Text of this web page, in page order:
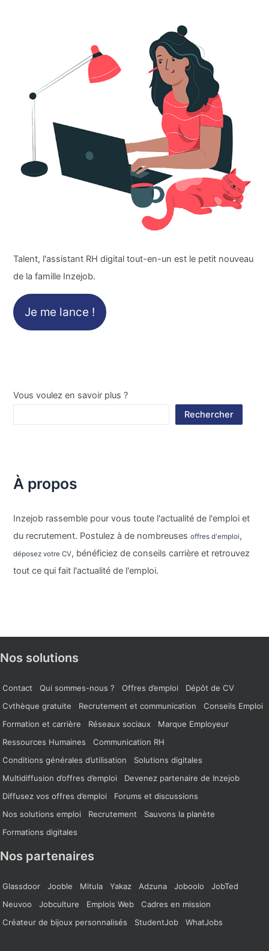
Talent, l'assistant RH digital tout-en-un est le petit nouveau
de la famille Inzejob.
Je me lance !
Vous voulez en savoir plus ?
Rechercher
À propos
Inzejob rassemble pour vous toute l'actualité de l'emploi et
du recrutement. Postulez à de nombreusesoffres d'emploi,
déposez votre CV, bénéficiez de conseils carrière et retrouvez
tout ce qui fait l'actualité de l'emploi.
Nos solutions
Contact Qui sommes-nous ? Offres d’emploi
Dépôt de CV
Cvthèque gratuite
Recrutement et communication
Conseils Emploi
Formation et carrière
Réseaux sociaux
Marque Employeur
Ressources Humaines
Communication RH
Conditions générales d’utilisation
Solutions digitales
Multidiffusion d’offres d’emploi
Devenez partenaire de Inzejob
Diffusez vos offres d’emploi
Forums et discussions
Nos solutions emploi
Recrutement
Sauvons la planète
Formations digitales
Nos partenaires
Glassdoor Jooble Mitula Yakaz Adzuna Joboolo
JobTed
Neuvoo
Jobculture Emplois Web
Cadres en mission
Créateur de bijoux personnalisés
StudentJob WhatJobs